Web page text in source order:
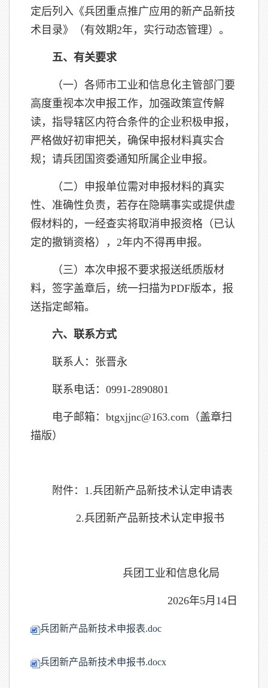
定后列入《兵团重点推广应用的新产品新技
术目录》（有效期2年，实行动态管理）。
五、有关要求
（一）各师市工业和信息化主管部门要
高度重视本次申报工作，加强政策宣传解
读，指导辖区内符合条件的企业积极申报，
严格做好初审把关，确保申报材料真实合
规；请兵团国资委通知所属企业申报。
（二）申报单位需对申报材料的真实
性、准确性负责，若存在隐瞒事实或提供虚
假材料的，一经查实将取消申报资格（已认
定的撤销资格），2年内不得再申报。
（三）本次申报不要求报送纸质版材
料，签字盖章后，统一扫描为PDF版本，报
送指定邮箱。
六、联系方式
联系人：张晋永
联系电话：0991-2890801
电子邮箱：btgxjjnc@163.com（盖章扫
描版）
附件：1.兵团新产品新技术认定申请表
2.兵团新产品新技术认定申报书
兵团工业和信息化局
2026年5月14日
兵团新产品新技术申报表.doc
兵团新产品新技术申报书.docx